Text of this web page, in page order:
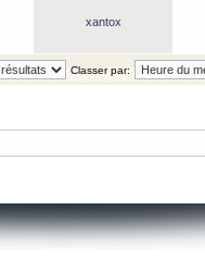
xantox
Classer par: